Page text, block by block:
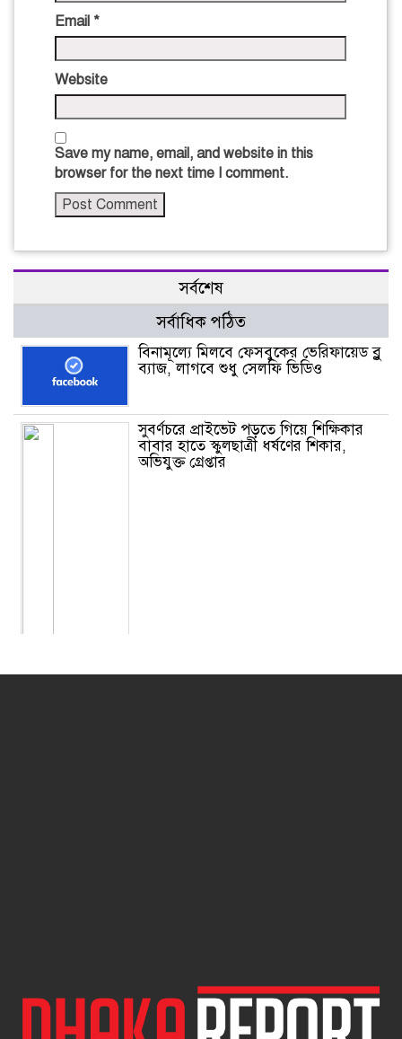
Email *
Website
Save my name, email, and website in this
browser for the next time I comment.
সর্বশেষ
সর্বাধিক পঠিত
বিনামূল্যে মিলবে ফেসবুকের ভেরিফায়েড ব্লু
ব্যাজ, লাগবে শুধু সেলফি ভিডিও
সুবর্ণচরে প্রাইভেট পড়তে গিয়ে শিক্ষিকার
বাবার হাতে স্কুলছাত্রী ধর্ষণের শিকার,
অভিযুক্ত গ্রেপ্তার